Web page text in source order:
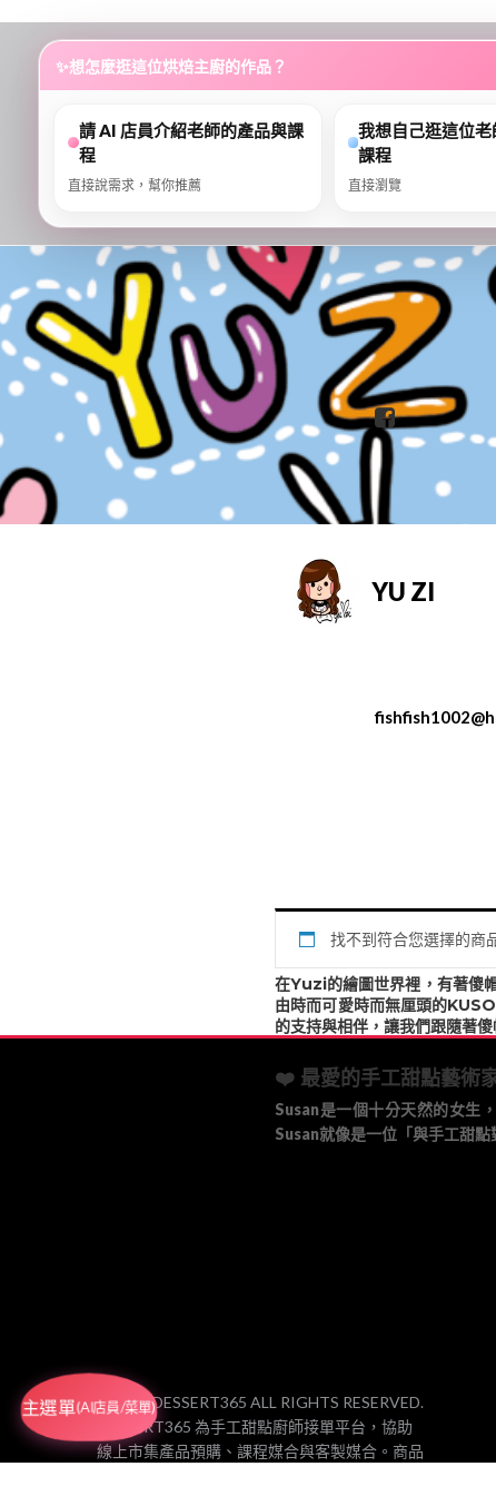
...
YU ZI
❤️ 我是誰 ❤️
在Yuzi的繪圖世界裡，有著傻
由時而可愛時而無厘頭的
的支持與相伴，讓我們跟隨著
❤️ 最愛的手工甜點藝術
Susan是一個十分天然的女生
Susan就像是一位「與手工甜點
找不到符合您選擇的商
© 2025 DESSERT365 ALL RIGHTS RESERVED.
DESSERT365 為手工甜點廚師接單平台，協助
線上市集產品預購、課程媒合與客製媒合。商品
✨想怎麼逛這位烘焙主廚的作品？
請 AI 店員介紹老師的產品與課
程
直接說需求，幫你推薦
我想自己逛這位
課程
直接瀏覽
主選單(AI店員/菜單)